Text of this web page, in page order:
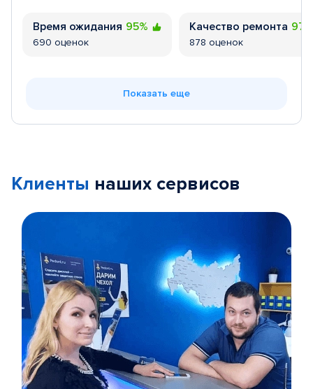
Время ожидания 95%
690 оценок
Качество ремонта
878 оценок
Показать еще
Клиенты наших сервисов